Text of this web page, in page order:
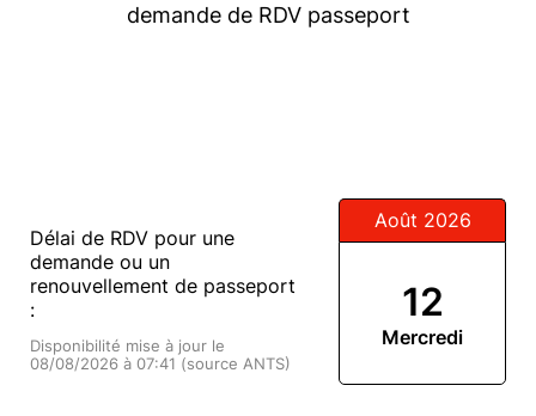
demande de RDV passeport
Délai de RDV pour une
demande ou un
renouvellement de passeport
:
Disponibilité mise à jour le
08/08/2026 à 07:41 (source ANTS)
Août 2026
12
Mercredi